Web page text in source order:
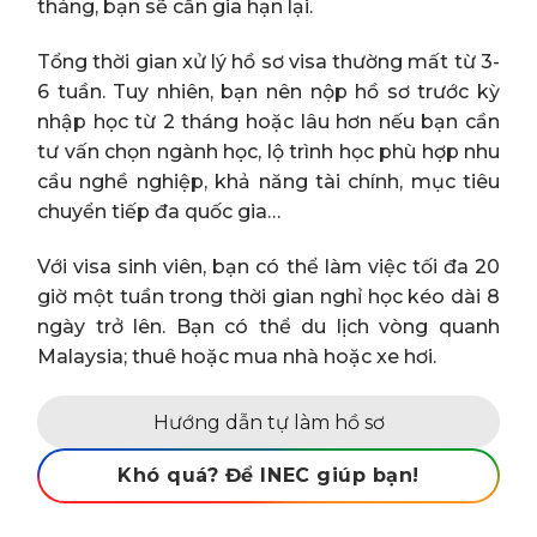
tháng, bạn sẽ cần gia hạn lại.
Tổng thời gian xử lý hồ sơ visa thường mất từ 3-
6 tuần. Tuy nhiên, bạn nên nộp hồ sơ trước kỳ
nhập học từ 2 tháng hoặc lâu hơn nếu bạn cần
tư vấn chọn ngành học, lộ trình học phù hợp nhu
cầu nghề nghiệp, khả năng tài chính, mục tiêu
chuyển tiếp đa quốc gia…
Với visa sinh viên, bạn có thể làm việc tối đa 20
giờ một tuần trong thời gian nghỉ học kéo dài 8
ngày trở lên. Bạn có thể du lịch vòng quanh
Malaysia; thuê hoặc mua nhà hoặc xe hơi.
Hướng dẫn tự làm hồ sơ
Khó quá? Để INEC giúp bạn!